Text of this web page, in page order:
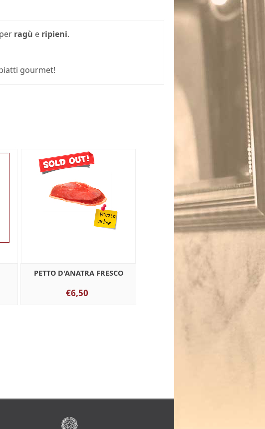
ragù e ripieni.
gourmet!
PETTO D'ANATRA FRESCO
€6,50